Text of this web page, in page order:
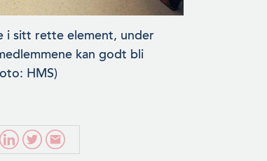
i sitt rette element, under
kan godt bli
HMS)